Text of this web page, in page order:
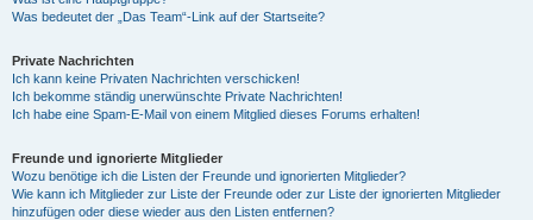
Was bedeutet der „Das Team“-Link auf der Startseite?
Private Nachrichten
Ich kann keine Privaten Nachrichten verschicken!
Ich bekomme ständig unerwünschte Private Nachrichten!
Ich habe eine Spam-E-Mail von einem Mitglied dieses Forums erhalten!
Freunde und ignorierte Mitglieder
Wozu benötige ich die Listen der Freunde und ignorierten Mitglieder?
Wie kann ich Mitglieder zur Liste der Freunde oder zur Liste der ignorierten Mitglieder
hinzufügen oder diese wieder aus den Listen entfernen?